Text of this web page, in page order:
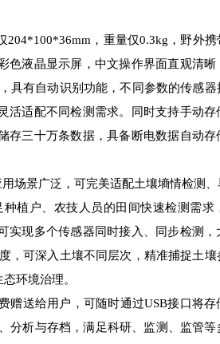
，重量仅0.3kg，野外携
色液晶显示屏，中文操作界面直观清晰
有自动识别功能，不同参数的传感器
活适配不同检测需求。同时支持手动
存三十万条数据，具备断电数据自动
景广泛，可完美适配土壤墒情检测、
植户、农技人员的田间快速检测需求
现多个传感器同时接入、同步检测，
，可深入土壤不同层次，精准捕捉土
环境治理。
送给用户，可随时通过USB接口将存
分析与存档，满足科研、监测、监管